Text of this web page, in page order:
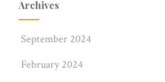
Archives
September 2024
February 2024